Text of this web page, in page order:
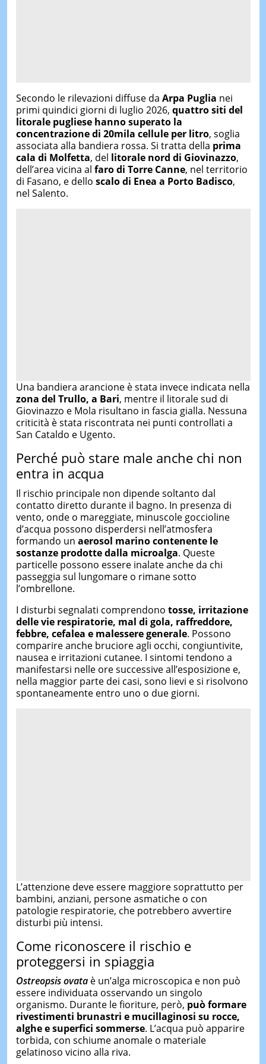
Secondo le rilevazioni diffuse da Arpa Puglia nei
primi quindici giorni di luglio 2026, quattro siti del
litorale pugliese hanno superato la
concentrazione di 20mila cellule per litro, soglia
associata alla bandiera rossa. Si tratta della prima
cala di Molfetta, del litorale nord di Giovinazzo,
dell’area vicina al faro di Torre Canne, nel territorio
di Fasano, e dello scalo di Enea a Porto Badisco,
nel Salento.
Una bandiera arancione è stata invece indicata nella
zona del Trullo, a Bari, mentre il litorale sud di
Giovinazzo e Mola risultano in fascia gialla. Nessuna
criticità è stata riscontrata nei punti controllati a
San Cataldo e Ugento.
Perché può stare male anche chi non
entra in acqua
Il rischio principale non dipende soltanto dal
contatto diretto durante il bagno. In presenza di
vento, onde o mareggiate, minuscole goccioline
d’acqua possono disperdersi nell’atmosfera
formando un aerosol marino contenente le
sostanze prodotte dalla microalga. Queste
particelle possono essere inalate anche da chi
passeggia sul lungomare o rimane sotto
l’ombrellone.
I disturbi segnalati comprendono tosse, irritazione
delle vie respiratorie, mal di gola, raffreddore,
febbre, cefalea e malessere generale. Possono
comparire anche bruciore agli occhi, congiuntivite,
nausea e irritazioni cutanee. I sintomi tendono a
manifestarsi nelle ore successive all’esposizione e,
nella maggior parte dei casi, sono lievi e si risolvono
spontaneamente entro uno o due giorni.
L’attenzione deve essere maggiore soprattutto per
bambini, anziani, persone asmatiche o con
patologie respiratorie, che potrebbero avvertire
disturbi più intensi.
Come riconoscere il rischio e
proteggersi in spiaggia
Ostreopsis ovataè un’alga microscopica e non può
essere individuata osservando un singolo
organismo. Durante le fioriture, però, può formare
rivestimenti brunastri e mucillaginosi su rocce,
alghe e superfici sommerse. L’acqua può apparire
torbida, con schiume anomale o materiale
gelatinoso vicino alla riva.